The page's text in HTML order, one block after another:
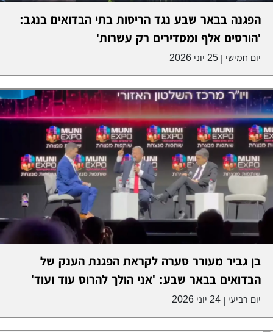
הפגנה בבאר שבע נגד הריסות בתי הבדואים בנגב:
'הורסים אלף ומסדירים רק עשרות'
יום חמישי 25 יוני 2026
בן גביר מעורר סערה לקראת הפגנת הענק של
הבדואים בבאר שבע: 'אני הולך להרוס עוד ועוד'
יום רביעי 24 יוני 2026